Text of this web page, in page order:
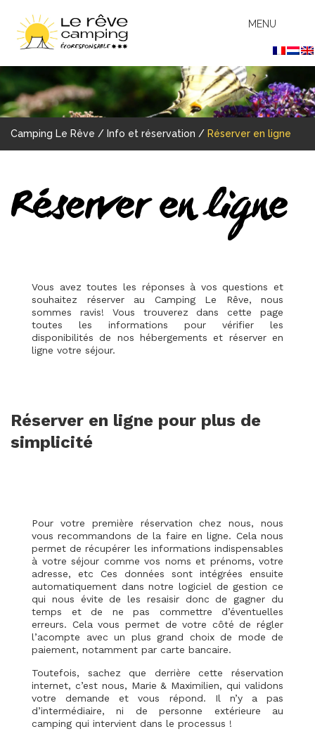
MENU
Camping Le Rêve / Info et réservation / Réserver en ligne
Réserver en ligne
Vous avez toutes les réponses à vos questions et
souhaitez réserver au Camping Le Rêve, nous
sommes ravis! Vous trouverez dans cette page
toutes les informations pour vérifier les
disponibilités de nos hébergements et réserver en
ligne votre séjour.
Réserver en ligne pour plus de
simplicité
Pour votre première réservation chez nous, nous
vous recommandons de la faire en ligne. Cela nous
permet de récupérer les informations indispensables
à votre séjour comme vos noms et prénoms, votre
adresse, etc Ces données sont intégrées ensuite
automatiquement dans notre logiciel de gestion ce
qui nous évite de les resaisir donc de gagner du
temps et de ne pas commettre d’éventuelles
erreurs. Cela vous permet de votre côté de régler
l’acompte avec un plus grand choix de mode de
paiement, notamment par carte bancaire.
Toutefois, sachez que derrière cette réservation
internet, c’est nous, Marie & Maximilien, qui validons
votre demande et vous répond. Il n’y a pas
d’intermédiaire, ni de personne extérieure au
camping qui intervient dans le processus !